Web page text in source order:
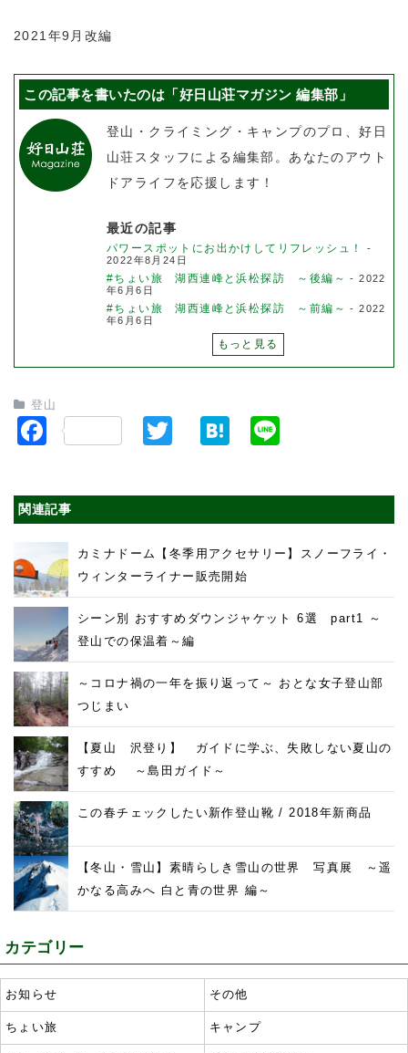
2021年9月改編
この記事を書いたのは「好日山荘マガジン 編集部」
登山・クライミング・キャンプのプロ、好日
山荘スタッフによる編集部。あなたのアウト
ドアライフを応援します！
最近の記事
パワースポットにお出かけしてリフレッシュ！
-
2022年8月24日
#ちょい旅 湖西連峰と浜松探訪 ～後編～ - 2022
年6月6日
#ちょい旅 湖西連峰と浜松探訪 ～前編～ - 2022
年6月6日
もっと見る
登山
F
c
e
b
o
o
k
itt
er
H
e
n
a
e
関連記事
カミナドーム【冬季用アクセサリー】スノーフライ・
ウィンターライナー販売開始
シーン別 おすすめダウンジャケット 6選 part1 ～
登山での保温着～編
～コロナ禍の一年を振り返って～ おとな女子登山部
つじまい
【夏山 沢登り】 ガイドに学ぶ、失敗しない夏山の
すすめ ～島田ガイド～
この春チェックしたい新作登山靴 / 2018年新商品
【冬山・雪山】素晴らしき雪山の世界 写真展 ～遥
かなる高みへ 白と青の世界 編～
カテゴリー
お知らせ その他
ちょい旅 キャンプ